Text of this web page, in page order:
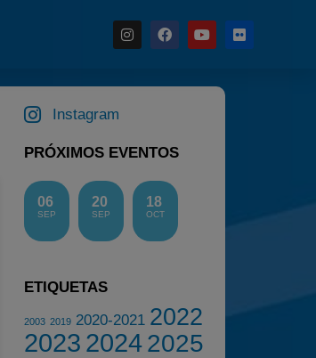
Temporadas anteriores
Instagram
PRÓXIMOS EVENTOS
06
SEP
20
SEP
18
OCT
ETIQUETAS
2003 2019 2020-2021 2022
2023 20242025